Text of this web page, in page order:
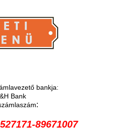
bankja:
Bank
:
89671007